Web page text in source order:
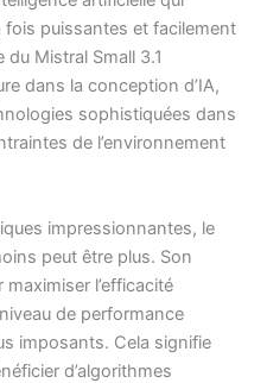
puissantes et facilement
Mistral Small 3.1
dans la conception d’IA,
sophistiquées dans
de l’environnement
impressionnantes, le
peut être plus. Son
l’efficacité
de performance
imposants. Cela signifie
d’algorithmes